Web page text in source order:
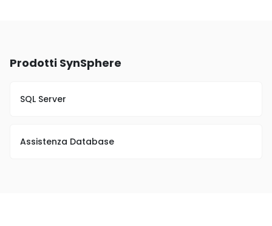
Prodotti SynSphere
SQL Server
Assistenza Database